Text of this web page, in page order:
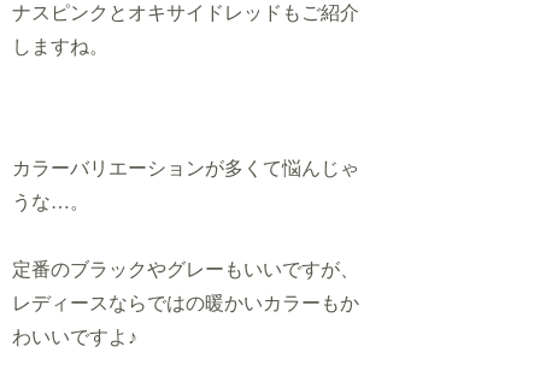
ナスピンクとオキサイドレッドもご紹介
しますね。
カラーバリエーションが多くて悩んじゃ
うな…。
定番のブラックやグレーもいいですが、
レディースならではの暖かいカラーもか
わいいですよ♪